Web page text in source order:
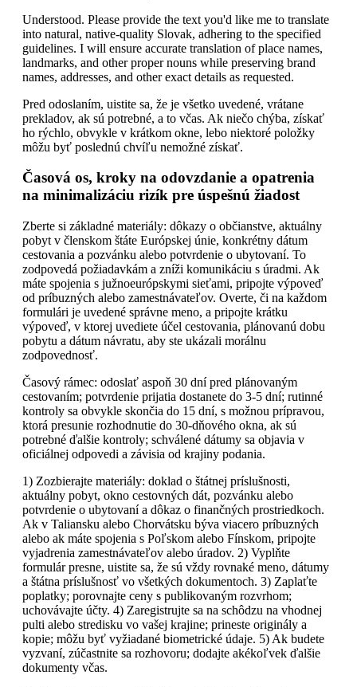
Understood. Please provide the text you'd like me to translate
into natural, native-quality Slovak, adhering to the specified
guidelines. I will ensure accurate translation of place names,
landmarks, and other proper nouns while preserving brand
names, addresses, and other exact details as requested.
Pred odoslaním, uistite sa, že je všetko uvedené, vrátane
prekladov, ak sú potrebné, a to včas. Ak niečo chýba, získať
ho rýchlo, obvykle v krátkom okne, lebo niektoré položky
môžu byť poslednú chvíľu nemožné získať.
Časová os, kroky na odovzdanie a opatrenia
na minimalizáciu rizík pre úspešnú žiadost
Zberte si základné materiály: dôkazy o občianstve, aktuálny
pobyt v členskom štáte Európskej únie, konkrétny dátum
cestovania a pozvánku alebo potvrdenie o ubytovaní. To
zodpovedá požiadavkám a zníži komunikáciu s úradmi. Ak
máte spojenia s južnoeurópskymi sieťami, pripojte výpoveď
od príbuzných alebo zamestnávateľov. Overte, či na každom
formulári je uvedené správne meno, a pripojte krátku
výpoveď, v ktorej uvediete účel cestovania, plánovanú dobu
pobytu a dátum návratu, aby ste ukázali morálnu
zodpovednosť.
Časový rámec: odoslať aspoň 30 dní pred plánovaným
cestovaním; potvrdenie prijatia dostanete do 3-5 dní; rutinné
kontroly sa obvykle skončia do 15 dní, s možnou prípravou,
ktorá presunie rozhodnutie do 30-dňového okna, ak sú
potrebné ďalšie kontroly; schválené dátumy sa objavia v
oficiálnej odpovedi a závisia od krajiny podania.
1) Zozbierajte materiály: doklad o štátnej príslušnosti,
aktuálny pobyt, okno cestovných dát, pozvánku alebo
potvrdenie o ubytovaní a dôkaz o finančných prostriedkoch.
Ak v Taliansku alebo Chorvátsku býva viacero príbuzných
alebo ak máte spojenia s Poľskom alebo Fínskom, pripojte
vyjadrenia zamestnávateľov alebo úradov. 2) Vyplňte
formulár presne, uistite sa, že sú vždy rovnaké meno, dátumy
a štátna príslušnosť vo všetkých dokumentoch. 3) Zaplaťte
poplatky; porovnajte ceny s publikovaným rozvrhom;
uchovávajte účty. 4) Zaregistrujte sa na schôdzu na vhodnej
pulti alebo stredisku vo vašej krajine; prineste originály a
kopie; môžu byť vyžiadané biometrické údaje. 5) Ak budete
vyzvaní, zúčastnite sa rozhovoru; dodajte akékoľvek ďalšie
dokumenty včas.